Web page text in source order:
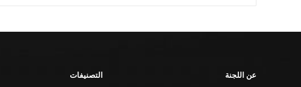
عن اللجنة التصنيفات